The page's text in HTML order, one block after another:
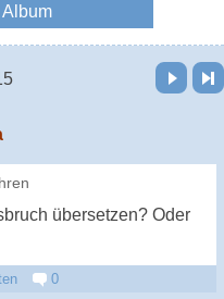
Seite
übersetzen? Oder
0